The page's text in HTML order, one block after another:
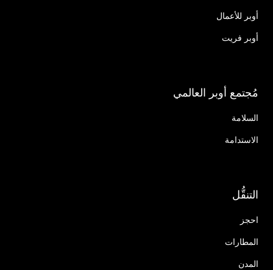
أوبر للأعمال
أوبر فريت
مُجتمع أوبر العالمي
السلامة
الاستدامة
التنقُّل
احجز
المطارات
المدن